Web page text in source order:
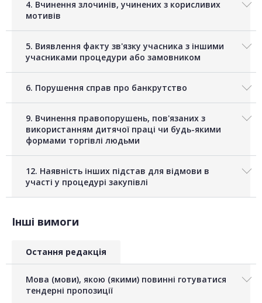
4. Вчинення злочинів, учинених з корисливих
мотивів
5. Виявлення факту зв'язку учасника з іншими
учасниками процедури або замовником
6. Порушення справ про банкрутство
9. Вчинення правопорушень, пов'язаних з
використанням дитячої праці чи будь-якими
формами торгівлі людьми
12. Наявність інших підстав для відмови в
участі у процедурі закупівлі
Інші вимоги
Остання редакція
Мова (мови), якою (якими) повинні готуватися
тендерні пропозиції